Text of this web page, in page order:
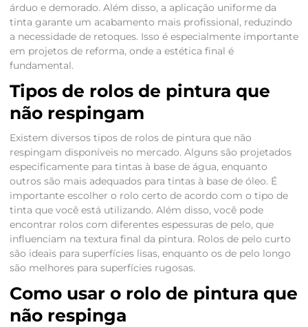
árduo e demorado. Além disso, a aplicação uniforme da
tinta garante um acabamento mais profissional, reduzindo
a necessidade de retoques. Isso é especialmente importante
em projetos de reforma, onde a estética final é
fundamental.
Tipos de rolos de pintura que
não respingam
Existem diversos tipos de rolos de pintura que não
respingam disponíveis no mercado. Alguns são projetados
especificamente para tintas à base de água, enquanto
outros são mais adequados para tintas à base de óleo. É
importante escolher o rolo certo de acordo com o tipo de
tinta que você está utilizando. Além disso, você pode
encontrar rolos com diferentes espessuras de pelo, que
influenciam na textura final da pintura. Rolos de pelo curto
são ideais para superfícies lisas, enquanto os de pelo longo
são melhores para superfícies rugosas.
Como usar o rolo de pintura que
não respinga